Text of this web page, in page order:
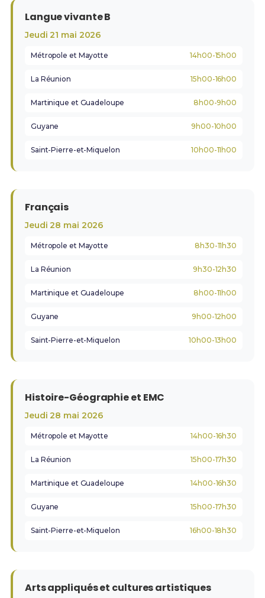
Langue vivante B
Jeudi 21 mai 2026
Métropole et Mayotte 14h00-15h00
La Réunion 15h00-16h00
Martinique et Guadeloupe 8h00-9h00
Guyane 9h00-10h00
Saint-Pierre-et-Miquelon 10h00-11h00
Français
Jeudi 28 mai 2026
Métropole et Mayotte 8h30-11h30
La Réunion 9h30-12h30
Martinique et Guadeloupe 8h00-11h00
Guyane 9h00-12h00
Saint-Pierre-et-Miquelon 10h00-13h00
Histoire-Géographie et EMC
Jeudi 28 mai 2026
Métropole et Mayotte 14h00-16h30
La Réunion 15h00-17h30
Martinique et Guadeloupe 14h00-16h30
Guyane 15h00-17h30
Saint-Pierre-et-Miquelon 16h00-18h30
Arts appliqués et cultures artistiques